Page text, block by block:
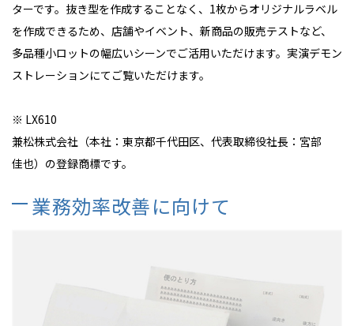
ターです。抜き型を作成することなく、1枚からオリジナルラベル
を作成できるため、店舗やイベント、新商品の販売テストなど、
多品種小ロットの幅広いシーンでご活用いただけます。実演デモン
ストレーションにてご覧いただけます。
※ LX610
兼松株式会社（本社：東京都千代田区、代表取締役社長：宮部
佳也）の登録商標です。
業務効率改善に向けて